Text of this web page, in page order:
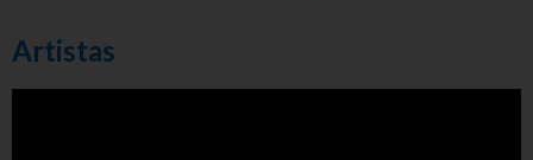
Artistas